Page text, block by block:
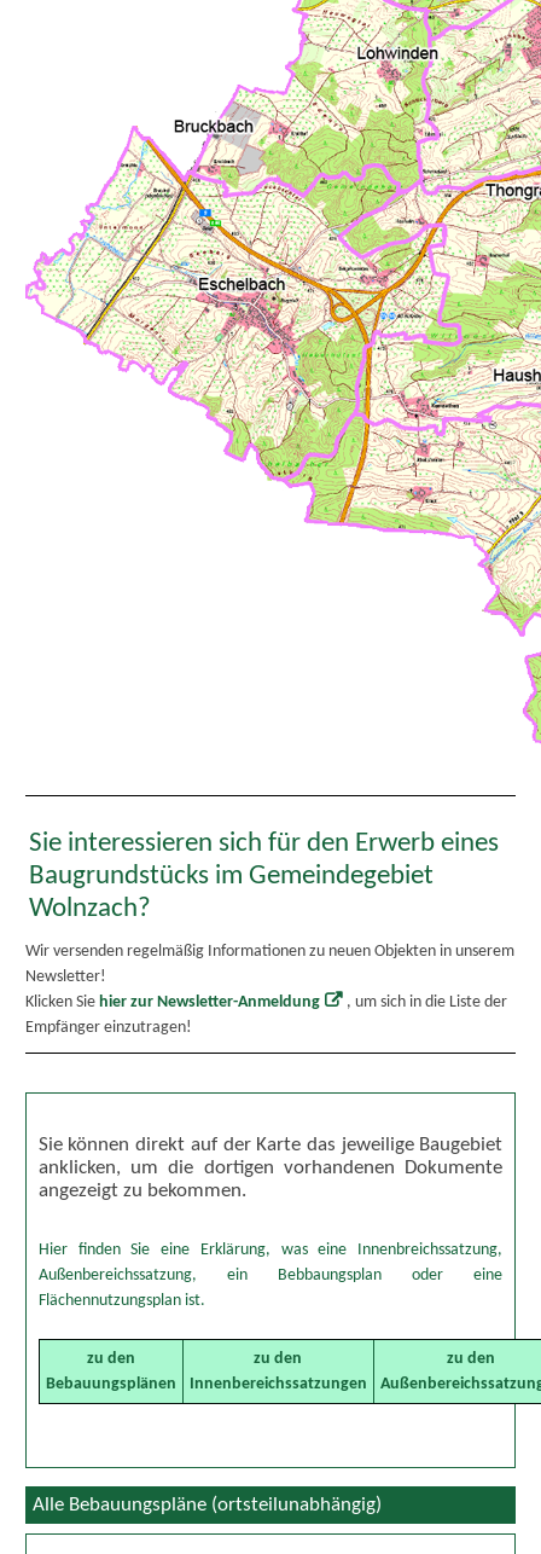
Sie interessieren sich für den Erwerb eines
Baugrundstücks im Gemeindegebiet
Wolnzach?
Wir versenden regelmäßig Informationen zu neuen Objekten in unserem
Newsletter!
Klicken Sie hier zur Newsletter-Anmeldung
, um sich in die Liste der
Empfänger einzutragen!
Sie können direkt auf der Karte das jeweilige Baugebiet
anklicken, um die dortigen vorhandenen Dokumente
angezeigt zu bekommen.
Hier finden Sie eine Erklärung, was eine Innenbreichssatzung,
Außenbereichssatzung, ein Bebbaungsplan oder eine
Flächennutzungsplan ist.
zu den
Bebauungsplänen
zu den
Innenbereichssatzungen
zu den
Alle Bebauungspläne (ortsteilunabhängig)